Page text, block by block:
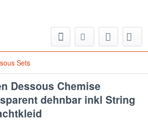
Sets
Dessous Chemise
dehnbar inkl String